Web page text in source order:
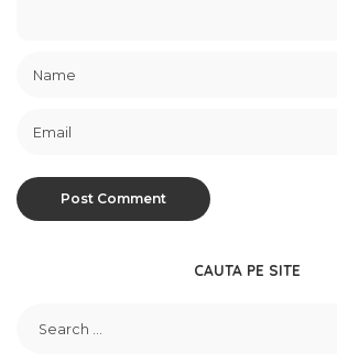
CAUTA PE SITE